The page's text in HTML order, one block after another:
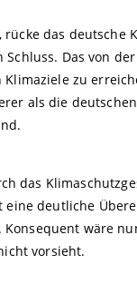
das deutsche
Das von
zu
als die
das
deutliche
wäre
vorsieht.